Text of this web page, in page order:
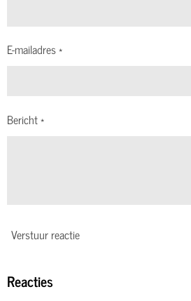
E-mailadres *
Bericht *
Verstuur reactie
Reacties